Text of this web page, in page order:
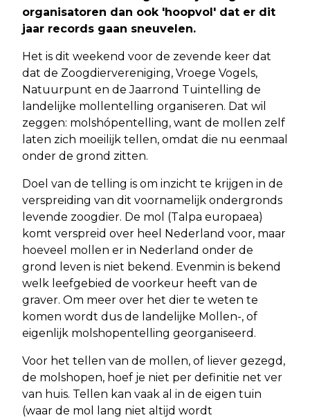
organisatoren dan ook 'hoopvol' dat er dit
jaar records gaan sneuvelen.
Het is dit weekend voor de zevende keer dat
dat de Zoogdiervereniging, Vroege Vogels,
Natuurpunt en de Jaarrond Tuintelling de
landelijke mollentelling organiseren. Dat wil
zeggen: molshópentelling, want de mollen zelf
laten zich moeilijk tellen, omdat die nu eenmaal
onder de grond zitten.
Doel van de telling is om inzicht te krijgen in de
verspreiding van dit voornamelijk ondergronds
levende zoogdier. De mol (Talpa europaea)
komt verspreid over heel Nederland voor, maar
hoeveel mollen er in Nederland onder de
grond leven is niet bekend. Evenmin is bekend
welk leefgebied de voorkeur heeft van de
graver. Om meer over het dier te weten te
komen wordt dus de landelijke Mollen-, of
eigenlijk molshopentelling georganiseerd.
Voor het tellen van de mollen, of liever gezegd,
de molshopen, hoef je niet per definitie net ver
van huis. Tellen kan vaak al in de eigen tuin
(waar de mol lang niet altijd wordt